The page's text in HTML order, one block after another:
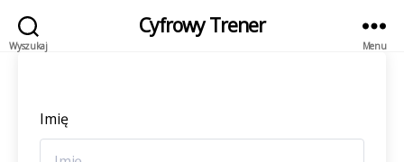
Wyszukaj
Cyfrowy Trener
Menu
Imię